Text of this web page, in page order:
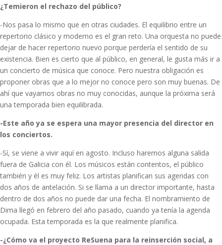
¿Temieron el rechazo del público?
-Nos pasa lo mismo que en otras ciudades. El equilibrio entre un
repertorio clásico y moderno es el gran reto. Una orquesta no puede
dejar de hacer repertorio nuevo porque perdería el sentido de su
existencia. Bien es cierto que al público, en general, le gusta más ir a
un concierto de música que conoce. Pero nuestra obligación es
proponer obras que a lo mejor no conoce pero son muy buenas. De
ahí que vayamos obras no muy conocidas, aunque la próxima será
una temporada bien equilibrada.
-Este año ya se espera una mayor presencia del director en
los conciertos.
-Sí, se viene a vivir aquí en agosto. Incluso haremos alguna salida
fuera de Galicia con él. Los músicos están contentos, el público
también y él es muy feliz. Los artistas planifican sus agendas con
dos años de antelación. Si se llama a un director importante, hasta
dentro de dos años no puede dar una fecha. El nombramiento de
Dima llegó en febrero del año pasado, cuando ya tenía la agenda
ocupada. Esta temporada es la que realmente planifica.
-¿Cómo va el proyecto ReSuena para la reinserción social, a